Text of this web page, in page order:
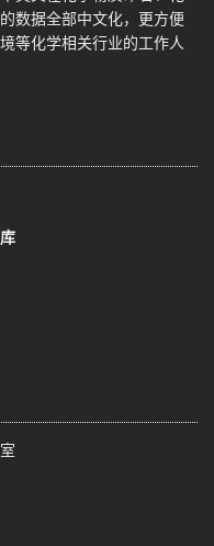
数据全部中文化，更方便
等化学相关行业的工作人